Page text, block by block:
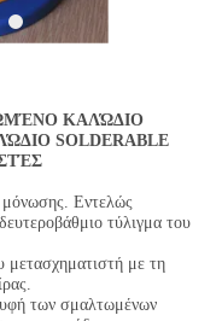
ΚΑΛΏΔΙΟ
SOLDERABLE
μόνωσης. Εντελώς
τύλιγμα του
μετασχηματιστή με τη
των σμαλτωμένων